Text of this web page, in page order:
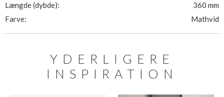
Længde (dybde):
360 mm
Farve:
Mathvid
YDERLIGERE
INSPIRATION